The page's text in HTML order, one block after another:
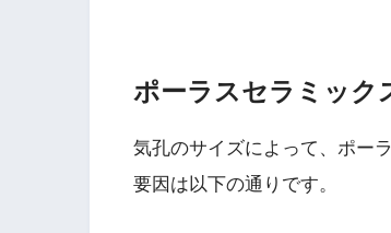
ポーラスセラミック
気孔のサイズによって、ポー
要因は以下の通りです。